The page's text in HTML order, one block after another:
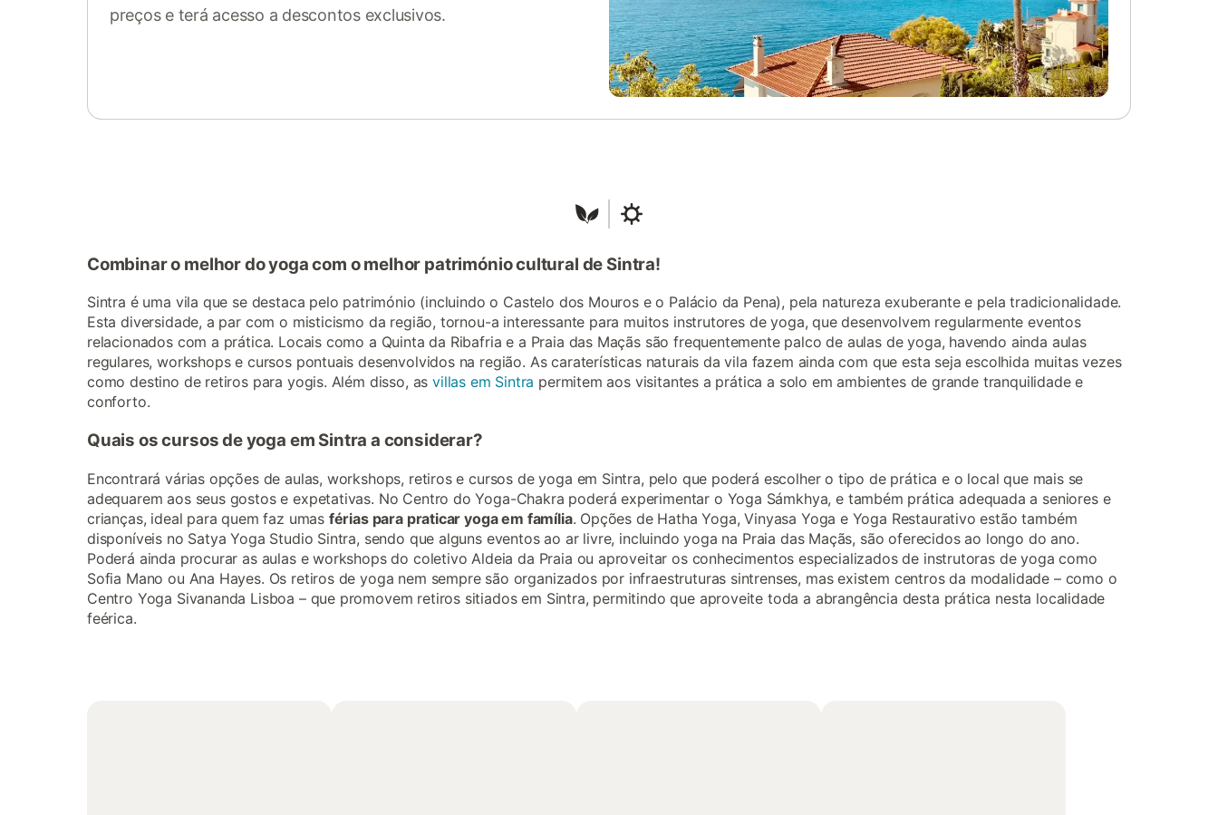
preços e terá acesso a descontos exclusivos.
Combinar o melhor do yoga com o melhor património cultural de Sintra!
Sintra é uma vila que se destaca pelo património (incluindo o Castelo dos Mouros e o Palácio da Pena), pela natureza exuberante e pela tradicionalidade.
Esta diversidade, a par com o misticismo da região, tornou-a interessante para muitos instrutores de yoga, que desenvolvem regularmente eventos
relacionados com a prática. Locais como a Quinta da Ribafria e a Praia das Maçãs são frequentemente palco de aulas de yoga, havendo ainda aulas
regulares, workshops e cursos pontuais desenvolvidos na região. As caraterísticas naturais da vila fazem ainda com que esta seja escolhida muitas vezes
como destino de retiros para yogis. Além disso, asvillas em Sintra permitem aos visitantes a prática a solo em ambientes de grande tranquilidade e
conforto.
Quais os cursos de yoga em Sintra a considerar?
Encontrará várias opções de aulas, workshops, retiros e cursos de yoga em Sintra, pelo que poderá escolher o tipo de prática e o local que mais se
adequarem aos seus gostos e expetativas. No Centro do Yoga-Chakra poderá experimentar o Yoga Sámkhya, e também prática adequada a seniores e
crianças, ideal para quem faz umas férias para praticar yoga em família. Opções de Hatha Yoga, Vinyasa Yoga e Yoga Restaurativo estão também
disponíveis no Satya Yoga Studio Sintra, sendo que alguns eventos ao ar livre, incluindo yoga na Praia das Maçãs, são oferecidos ao longo do ano.
Poderá ainda procurar as aulas e workshops do coletivo Aldeia da Praia ou aproveitar os conhecimentos especializados de instrutoras de yoga como
Sofia Mano ou Ana Hayes. Os retiros de yoga nem sempre são organizados por infraestruturas sintrenses, mas existem centros da modalidade – como o
Centro Yoga Sivananda Lisboa – que promovem retiros sitiados em Sintra, permitindo que aproveite toda a abrangência desta prática nesta localidade
feérica.